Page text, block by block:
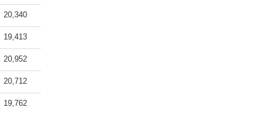
20,340
19,413
20,952
20,712
19,762